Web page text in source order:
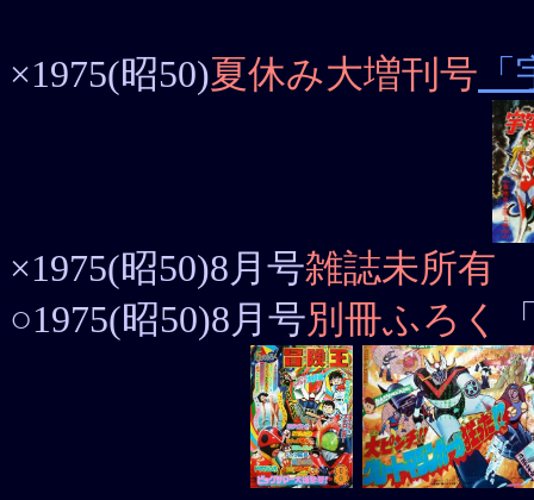
×1975(昭50)夏休み大増刊号
×1975(昭50)8月号雑誌未所有
○1975(昭50)8月号別冊ふろく